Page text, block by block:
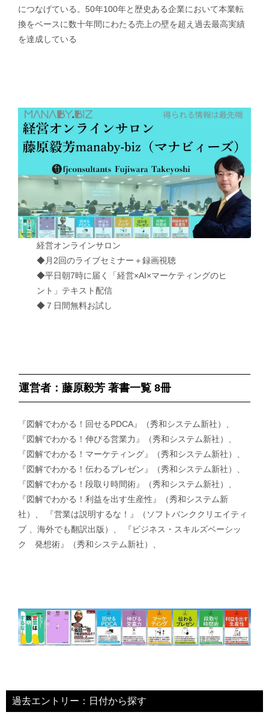
につなげている。50年100年と歴史ある企業において本業転
換をベースに数十年間にわたる売上の壁を超え過去最高実績
を達成している
経営オンラインサロン
◆月2回のライブセミナー＋録画視聴
◆平日朝7時に届く「経営×AI×マーケティングのヒ
ント」テキスト配信
◆７日間無料お試し
運営者：藤原毅芳 著書一覧 8冊
『図解でわかる！回せるPDCA』（秀和システム新社）、
『図解でわかる！伸びる営業力』（秀和システム新社）、
『図解でわかる！マーケティング』（秀和システム新社）、
『図解でわかる！伝わるプレゼン』（秀和システム新社）、
『図解でわかる！段取り時間術』（秀和システム新社）、
『図解でわかる！利益を出す生産性』（秀和システム新
社）、 『営業は説明するな！』（ソフトバンククリエイティ
ブ 、海外でも翻訳出版）、 『ビジネス・スキルズベーシッ
ク 発想術』（秀和システム新社）、
過去エントリー：日付から探す